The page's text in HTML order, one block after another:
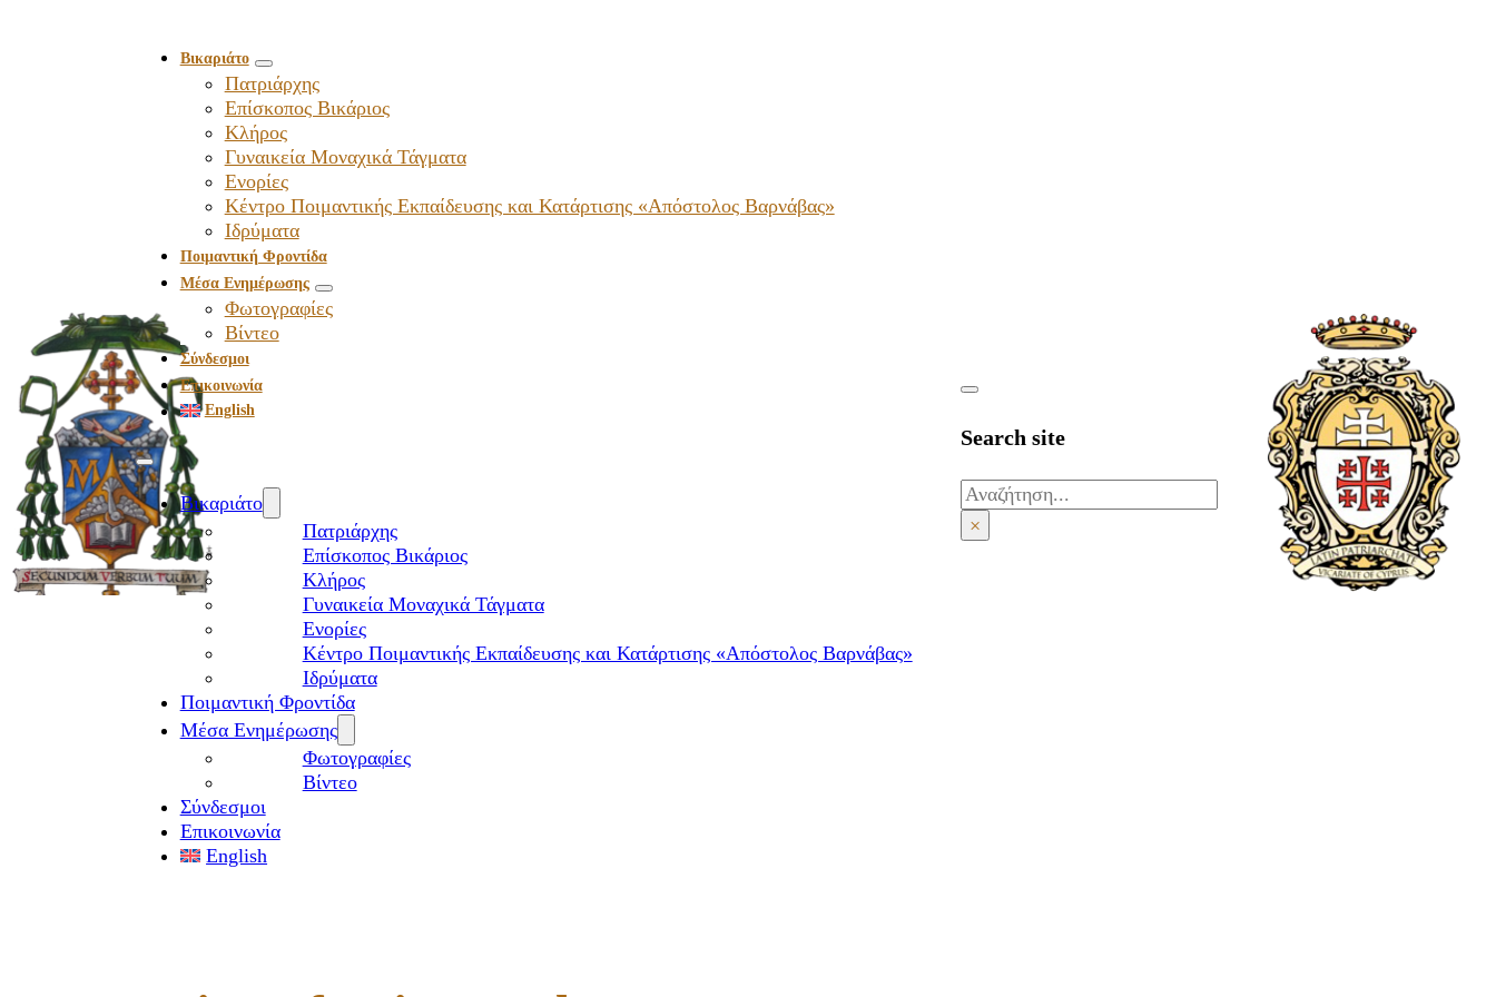
Βικαριάτο
Πατριάρχης
Επίσκοπος Βικάριος
Kλήρος
Γυναικεία Μοναχικά Τάγματα
Ενορίες
Κέντρο Ποιμαντικής Εκπαίδευσης και Κατάρτισης «Απόστολος Βαρνάβας»
Ιδρύματα
Ποιμαντική Φροντίδα
Μέσα Ενημέρωσης
Φωτογραφίες
Βίντεο
Σύνδεσμοι
Επικοινωνία
English
Βικαριάτο
Πατριάρχης
Επίσκοπος Βικάριος
Kλήρος
Γυναικεία Μοναχικά Τάγματα
Ενορίες
Κέντρο Ποιμαντικής Εκπαίδευσης και Κατάρτισης «Απόστολος Βαρνάβας»
Ιδρύματα
Ποιμαντική Φροντίδα
Μέσα Ενημέρωσης
Φωτογραφίες
Βίντεο
Σύνδεσμοι
Επικοινωνία
English
Search site
Αναζήτηση
×